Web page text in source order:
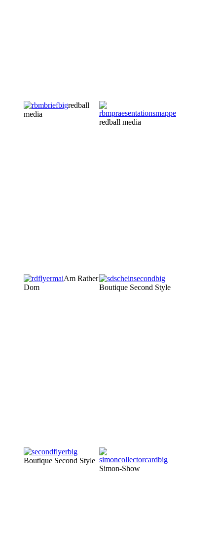
redball
media
redball media
Am Rather
Dom
Boutique Second Style
Boutique Second Style
Simon-Show